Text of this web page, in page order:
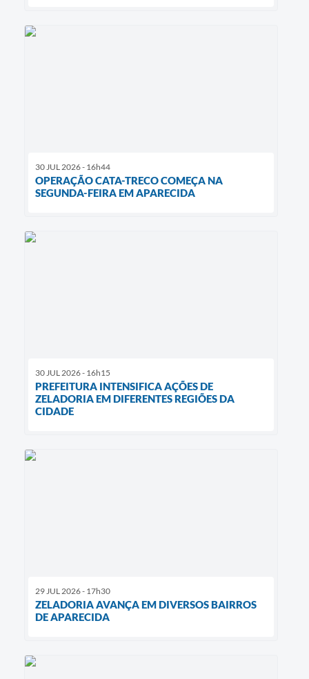
30 JUL 2026 - 16h44
OPERAÇÃO CATA-TRECO COMEÇA NA
SEGUNDA-FEIRA EM APARECIDA
30 JUL 2026 - 16h15
PREFEITURA INTENSIFICA AÇÕES DE
ZELADORIA EM DIFERENTES REGIÕES DA
CIDADE
29 JUL 2026 - 17h30
ZELADORIA AVANÇA EM DIVERSOS BAIRROS
DE APARECIDA